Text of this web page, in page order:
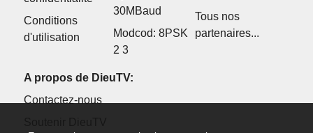
Conditions
d'utilisation
30MBaud
Modcod: 8PSK
2 3
Tous nos
partenaires...
A propos de DieuTV:
Contactez-nous